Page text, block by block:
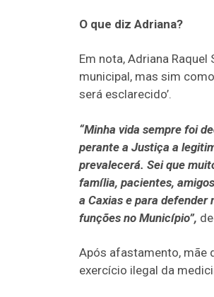
O que diz Adriana?
Em nota, Adriana
municipal, mas sim
será esclarecido’.
“Minha vida sempre foi
perante a Justiça a
prevalecerá. Sei que
família, pacientes,
a Caxias e para
funções no Município”,
Após afastamento, mãe
exercício ilegal da